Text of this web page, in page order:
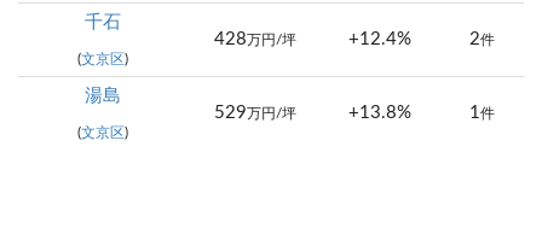
千石
(文京区 )
428 万円/坪 +12.4% 2件
湯島
(文京区 )
529 万円/坪 +13.8% 1件